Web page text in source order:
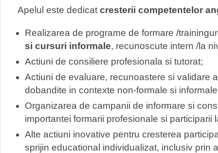
Apelul este dedicat cresterii competentelor
Realizarea de programe de formare /
si cursuri informale, recunoscute intern /la
Actiuni de consiliere profesionala si tutorat;
Actiuni de evaluare, recunoastere si validare
dobandite in contexte non-formale si
Organizarea de campanii de informare si
importantei formarii profesionale si participarii
Alte actiuni inovative pentru cresterea
sprijin educational individualizat, inclusiv prin